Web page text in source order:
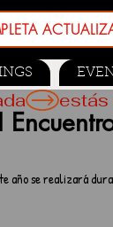
año se realizará